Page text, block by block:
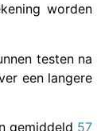
worden
testen na
een langere
gemiddeld 57